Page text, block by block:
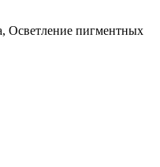
Осветление пигментных